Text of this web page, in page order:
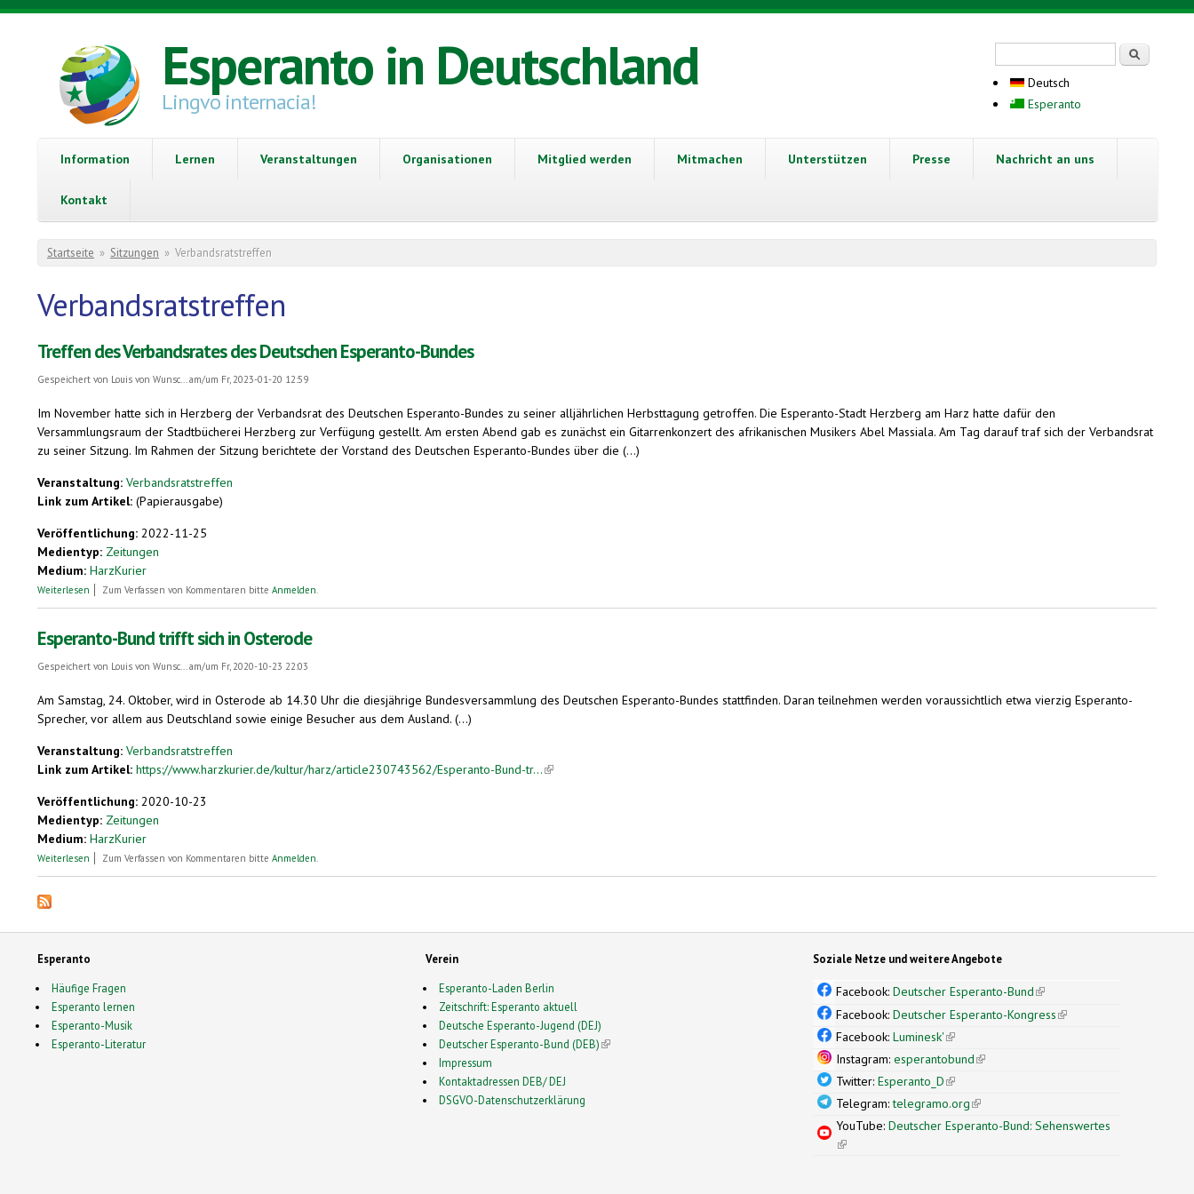
Direkt zum Inhalt
Esperanto in Deutschland
Lingvo internacia!
Deutsch
Esperanto
Information Lernen Veranstaltungen Organisationen Mitglied werden Mitmachen Unterstützen Presse Nachricht an uns
Kontakt
Sie sind hier
Startseite » Sitzungen » Verbandsratstreffen
Verbandsratstreffen
Treffen des Verbandsrates des Deutschen Esperanto-Bundes
Gespeichert von Louis von Wunsc...am/um Fr, 2023-01-20 12:59
Im November hatte sich in Herzberg der Verbandsrat des Deutschen Esperanto-Bundes zu seiner alljährlichen Herbsttagung getroffen. Die Esperanto-Stadt Herzberg am Harz hatte dafür den
Versammlungsraum der Stadtbücherei Herzberg zur Verfügung gestellt. Am ersten Abend gab es zunächst ein Gitarrenkonzert des afrikanischen Musikers Abel Massiala. Am Tag darauf traf sich der Verbandsrat
zu seiner Sitzung. Im Rahmen der Sitzung berichtete der Vorstand des Deutschen Esperanto-Bundes über die (...)
Veranstaltung: Verbandsratstreffen
Link zum Artikel: (Papierausgabe)
Veröffentlichung: 2022-11-25
Medientyp: Zeitungen
Medium: HarzKurier
Weiterlesen über Treffen des Verbandsrates des Deutschen Esperanto-Bundes
Zum Verfassen von Kommentaren bitte Anmelden.
Esperanto-Bund trifft sich in Osterode
Gespeichert von Louis von Wunsc...am/um Fr, 2020-10-23 22:03
Am Samstag, 24. Oktober, wird in Osterode ab 14.30 Uhr die diesjährige Bundesversammlung des Deutschen Esperanto-Bundes stattfinden. Daran teilnehmen werden voraussichtlich etwa vierzig Esperanto-
Sprecher, vor allem aus Deutschland sowie einige Besucher aus dem Ausland. (...)
Veranstaltung: Verbandsratstreffen
Link zum Artikel: https://www.harzkurier.de/kultur/harz/article230743562/Esperanto-Bund-tr...(link is external)
Veröffentlichung: 2020-10-23
Medientyp: Zeitungen
Medium: HarzKurier
Weiterlesen über Esperanto-Bund trifft sich in Osterode
Zum Verfassen von Kommentaren bitte Anmelden.
Esperanto
Häufige Fragen
Esperanto lernen
Esperanto-Musik
Esperanto-Literatur
Verein
Esperanto-Laden Berlin
Zeitschrift: Esperanto aktuell
Deutsche Esperanto-Jugend (DEJ)
Deutscher Esperanto-Bund (DEB)(link is external)
Impressum
Kontaktadressen DEB/ DEJ
DSGVO-Datenschutzerklärung
Soziale Netze und weitere Angebote
Facebook:Deutscher Esperanto-Bund(link is external)
Facebook:Deutscher Esperanto-Kongress(link is external)
Facebook:Luminesk'(link is external)
Instagram:esperantobund(link is external)
Twitter:Esperanto_D(link is external)
Telegram:telegramo.org(link is external)
YouTube:Deutscher Esperanto-Bund: Sehenswertes
(link is external)